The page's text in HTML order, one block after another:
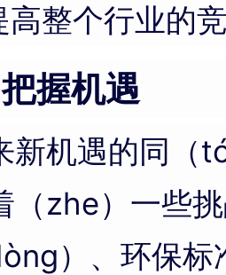
高整个行业的
握机遇
新机遇的同（
（zhe）一些
）、环保